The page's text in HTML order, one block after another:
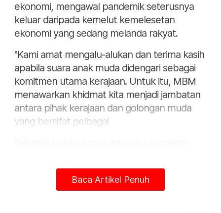
ekonomi, mengawal pandemik seterusnya
keluar daripada kemelut kemelesetan
ekonomi yang sedang melanda rakyat.
"Kami amat mengalu-alukan dan terima kasih
apabila suara anak muda didengari sebagai
komitmen utama kerajaan. Untuk itu, MBM
menawarkan khidmat kita menjadi jambatan
antara pihak kerajaan dan golongan muda
yang bersifat pelbagai.
sepatutnya kita satukan. MBM akan syorkan
kepada kerajaan supaya mendengar
Baca Artikel Penuh